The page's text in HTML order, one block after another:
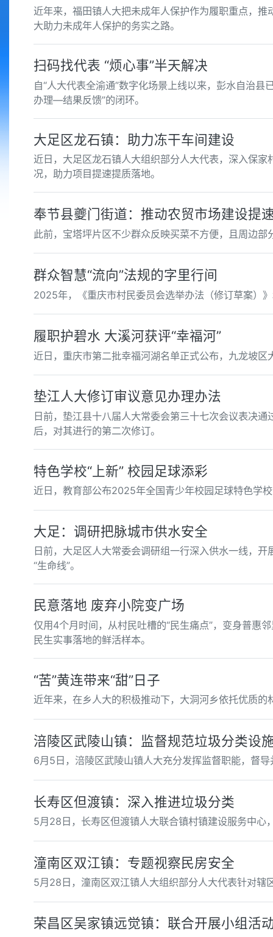
近年来，福田镇人大把未成年人保护作为履职重点，
大助力未成年人保护的务实之路。
扫码找代表 “烦心事”半天解决
自“人大代表全渝通”数字化场景上线以来，彭水自治
办理—结果反馈”的闭环。
大足区龙石镇：助力冻干车间建设
近日，大足区龙石镇人大组织部分人大代表，深入保
况，助力项目提速提质落地。
奉节县夔门街道：推动农贸市场建设提
此前，宝塔坪片区不少群众反映买菜不方便，且周边
群众智慧“流向”法规的字里行间
2025年，《重庆市村民委员会选举办法（修订草案）
履职护碧水 大溪河获评“幸福河”
近日，重庆市第二批幸福河湖名单正式公布，九龙坡区
垫江人大修订审议意见办理办法
日前，垫江县十八届人大常委会第三十七次会议表决
后，对其进行的第二次修订。
特色学校“上新” 校园足球添彩
近日，教育部公布2025年全国青少年校园足球特色学
大足：调研把脉城市供水安全
日前，大足区人大常委会调研组一行深入供水一线，
“生命线”。
民意落地 废弃小院变广场
仅用4个月时间，从村民吐槽的“民生痛点”，变身普惠
民生实事落地的鲜活样本。
“苦”黄连带来“甜”日子
近年来，在乡人大的积极推动下，大洞河乡依托优质
涪陵区武陵山镇：监督规范垃圾分类设
6月5日，涪陵区武陵山镇人大充分发挥监督职能，督
长寿区但渡镇：深入推进垃圾分类
5月28日，长寿区但渡镇人大联合镇村镇建设服务中心
潼南区双江镇：专题视察民房安全
5月28日，潼南区双江镇人大组织部分人大代表针对辖
荣昌区吴家镇远觉镇：联合开展小组活